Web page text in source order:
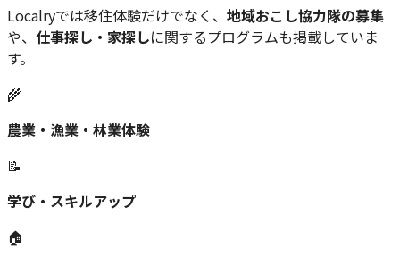
Localryでは移住体験だけでなく、 地域おこし協力隊の募集
や、 仕事探し・家探しに関するプログラムも掲載していま
す。
🌾
農業・漁業・林業体験
📝
学び・スキルアップ
🏠